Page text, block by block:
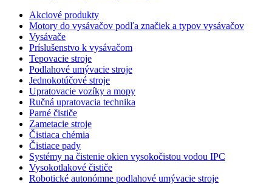
Akciové produkty
Motory do vysávačov podľa značiek a typov vysávačov
Vysávače
Príslušenstvo k vysávačom
Tepovacie stroje
Podlahové umývacie stroje
Jednokotúčové stroje
Upratovacie vozíky a mopy
Ručná upratovacia technika
Parné čističe
Zametacie stroje
Čistiaca chémia
Čistiace pady
Systémy na čistenie okien vysokočistou vodou IPC
Vysokotlakové čističe
Robotické autonómne podlahové umývacie stroje